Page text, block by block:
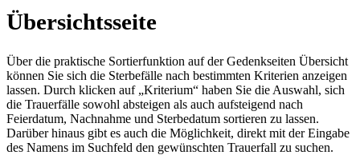
Übersichtsseite
Über die praktische Sortierfunktion auf der Gedenkseiten Übersicht
können Sie sich die Sterbefälle nach bestimmten Kriterien anzeigen
lassen. Durch klicken auf „Kriterium“ haben Sie die Auswahl, sich
die Trauerfälle sowohl absteigen als auch aufsteigend nach
Feierdatum, Nachnahme und Sterbedatum sortieren zu lassen.
Darüber hinaus gibt es auch die Möglichkeit, direkt mit der Eingabe
des Namens im Suchfeld den gewünschten Trauerfall zu suchen.